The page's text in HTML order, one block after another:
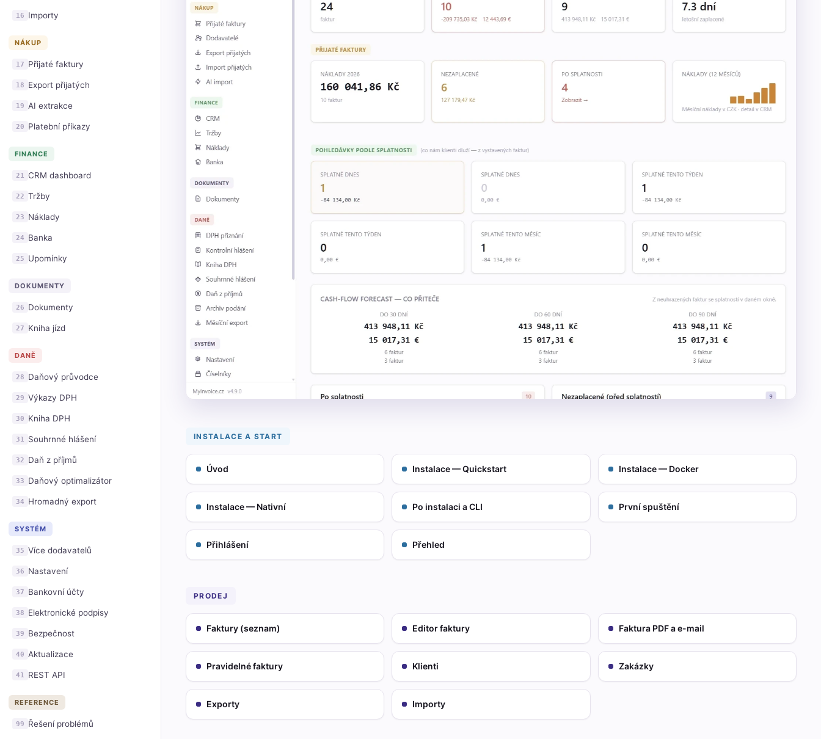
16 Importy
NÁKUP
17 Přijaté faktury
18 Export přijatých
19 AI extrakce
20 Platební příkazy
FINANCE
21 CRM dashboard
22 Tržby
23 Náklady
24 Banka
25 Upomínky
DOKUMENTY
26 Dokumenty
27 Kniha jízd
DANĚ
28 Daňový průvodce
29 Výkazy DPH
30 Kniha DPH
31 Souhrnné hlášení
32 Daň z příjmů
33 Daňový optimalizátor
34 Hromadný export
SYSTÉM
35 Více dodavatelů
36 Nastavení
37 Bankovní účty
38 Elektronické podpisy
39 Bezpečnost
40 Aktualizace
41 REST API
REFERENCE
99 Řešení problémů
INSTALACE A START
Úvod Instalace — Quickstart Instalace — Docker
Instalace — Nativní Po instalaci a CLI První spuštění
Přihlášení Přehled
PRODEJ
Faktury (seznam) Editor faktury Faktura PDF a e-mail
Pravidelné faktury Klienti Zakázky
Exporty Importy